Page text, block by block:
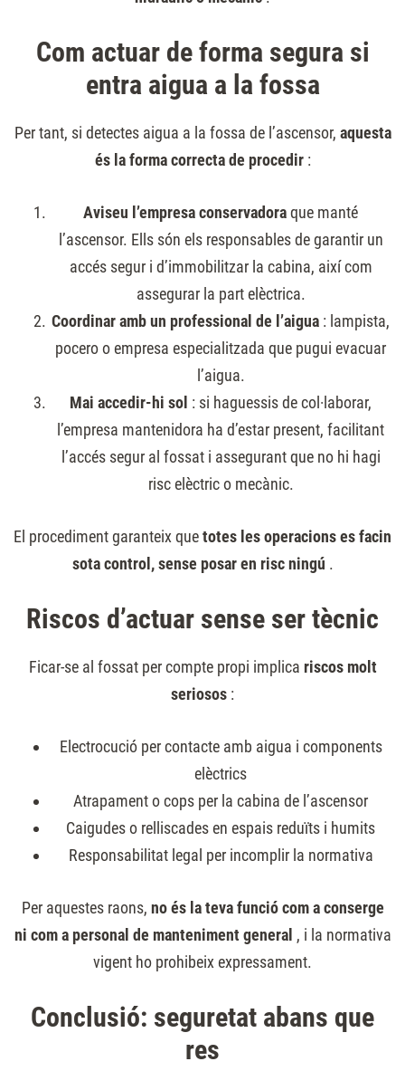
Com actuar de forma segura si
entra aigua a la fossa
Per tant, si detectes aigua a la fossa de l’ascensor, aquesta
és la forma correcta de procedir:
Aviseu l’empresa conservadoraque manté
l’ascensor. Ells són els responsables de garantir un
accés segur i d’immobilitzar la cabina, així com
assegurar la part elèctrica.
Coordinar amb un professional de l’aigua : lampista,
pocero o empresa especialitzada que pugui evacuar
l’aigua.
Mai accedir-hi sol : si haguessis de col·laborar,
l’empresa mantenidora ha d’estar present, facilitant
l’accés segur al fossat i assegurant que no hi hagi
risc elèctric o mecànic.
El procediment garanteix quetotes les operacions es facin
sota control, sense posar en risc ningú .
Riscos d’actuar sense ser tècnic
Ficar-se al fossat per compte propi implica riscos molt
seriosos :
Electrocució per contacte amb aigua i components
elèctrics
Atrapament o cops per la cabina de l’ascensor
Caigudes o relliscades en espais reduïts i humits
Responsabilitat legal per incomplir la normativa
Per aquestes raons, no és la teva funció com a conserge
ni com a personal de manteniment general , i la normativa
vigent ho prohibeix expressament.
Conclusió: seguretat abans que
res